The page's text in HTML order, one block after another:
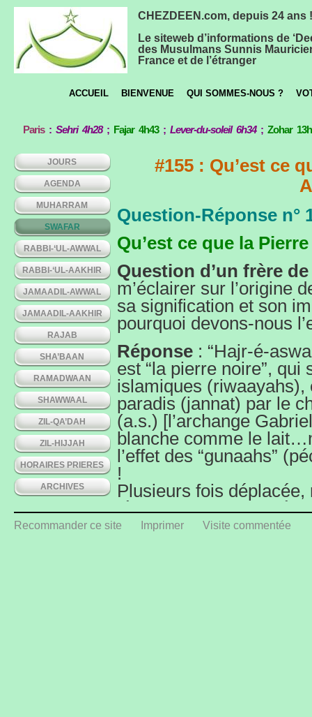
CHEZDEEN.com, depuis 24 ans !
Le siteweb d’informations de
des Musulmans Sunnis
France et de l’étranger
ACCUEIL BIENVENUE QUI SOMMES-NOUS ?
Paris:Sehri 4h28; Fajar 4h43;Lever-du-soleil 6h34;Zohar
JOURS
AGENDA
MUHARRAM
SWAFAR
RABBI-‘UL-AWWAL
RABBI-‘UL-AAKHIR
JAMAADIL-AWWAL
JAMAADIL-AAKHIR
RAJAB
SHA’BAAN
RAMADWAAN
SHAWWAAL
ZIL-QA’DAH
ZIL-HIJJAH
HORAIRES PRIERES
ARCHIVES
#155 : Qu’est ce
Question-Réponse n°
Qu’est ce que la
Question d’un frère
m’éclairer sur l’origine
sa signification et son
pourquoi devons-nous
Réponse : “Hajr-é-
est “la pierre noire”, qui
islamiques (riwaayahs),
paradis (jannat) par le
(a.s.) [l’archange
blanche comme le
l’effet des “gunaahs”
!
Plusieurs fois
légitimement revenu à
islamique, c’est à dire,
Recommander ce site Imprimer Visite commentée